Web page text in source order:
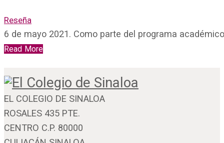
Reseña
6 de mayo 2021. Como parte del programa
Read More
EL COLEGIO DE SINALOA
ROSALES 435 PTE.
CENTRO C.P. 80000